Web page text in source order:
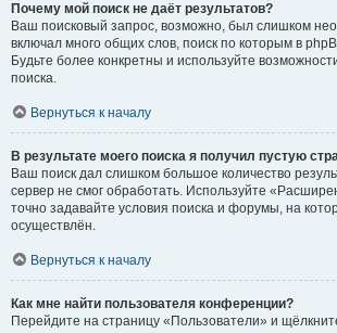
Почему мой поиск не даёт результатов?
Ваш поисковый запрос, возможно, был слишком
включал много общих слов, поиск по которым в
Будьте более конкретны и используйте
поиска.
Вернуться к началу
В результате моего поиска я получил пустую
Ваш поиск дал слишком большое количество
сервер не смог обработать. Используйте
точно задавайте условия поиска и форумы, на
осуществлён.
Вернуться к началу
Как мне найти пользователя конференции?
Перейдите на страницу «Пользователи» и